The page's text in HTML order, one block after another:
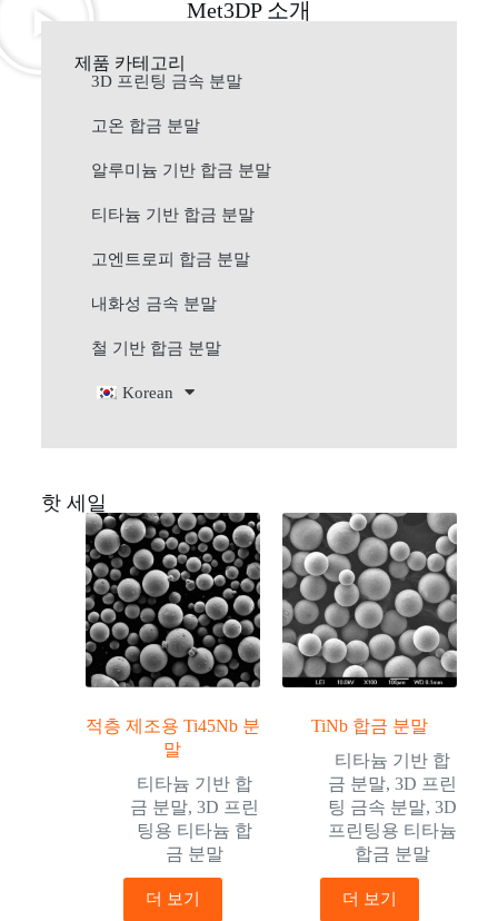
Met3DP 소개
제품 카테고리
3D 프린팅 금속 분말
고온 합금 분말
알루미늄 기반 합금 분말
티타늄 기반 합금 분말
고엔트로피 합금 분말
내화성 금속 분말
철 기반 합금 분말
Korean
핫 세일
적층 제조용 Ti45Nb 분
말
티타늄 기반 합
금 분말,3D 프린
팅용 티타늄 합
금 분말
더 보기
TiNb 합금 분말
티타늄 기반 합
금 분말, 3D 프린
팅 금속 분말, 3D
프린팅용 티타늄
합금 분말
더 보기